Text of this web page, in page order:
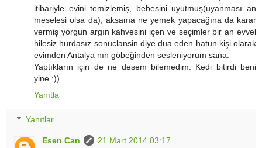
itibariyle evini temizlemiş, bebesini uyutmuş(uyanması an
meselesi olsa da), aksama ne yemek yapacağına da karar
vermiş yorgun argın kahvesini içen ve seçimler bir an evvel
hilesiz hurdasız sonuclansin diye dua eden hatun kişi olarak
evimden Antalya nın göbeğinden sesleniyorum sana.
Yaptıkların için de ne desem bilemedim. Kedi bitirdi beni
yine :))
Yanıtla
Yanıtlar
Esen Can
21 Mart 2014 03:17